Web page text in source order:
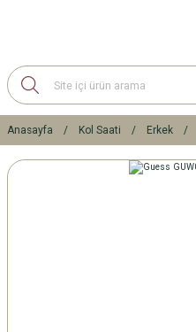
Anasayfa Kol Saati Erkek